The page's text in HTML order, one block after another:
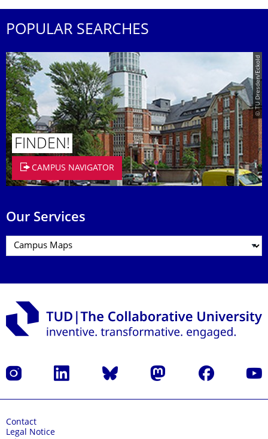
POPULAR SEARCHES
© TU Dresden/Eckold
FINDEN!
CAMPUS NAVIGATOR
Our Services
Instagram LinkedIn Bluesky Mastodon Facebook
Contact
Legal Notice